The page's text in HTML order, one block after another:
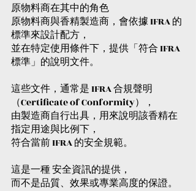
原物料商在其中的角色
原物料商與香精製造商，會依據 IFRA 的
標準來設計配方，
並在特定使用條件下，提供「符合 IFRA
標準」的說明文件。
這些文件，通常是 IFRA 合規聲明
（Certificate of Conformity），
由製造商自行出具，用來說明該香精在
指定用途與比例下，
符合當前 IFRA 的安全規範。
這是一種 安全資訊的提供，
而不是品質、效果或專業高度的保證。